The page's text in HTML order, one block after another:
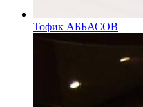
Тофик АББАСОВ